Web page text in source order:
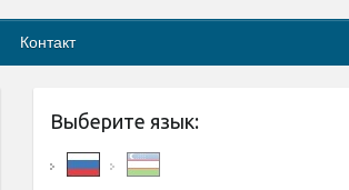
Контакт
Выберите язык: